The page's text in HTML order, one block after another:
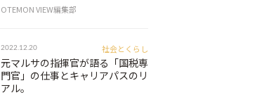
OTEMON VIEW編集部
2022.12.20 社会とくらし
元マルサの指揮官が語る「国税専
門官」の仕事とキャリアパスのリ
アル。